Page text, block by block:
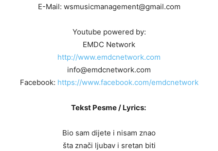
E-Mail: wsmusicmanagement@gmail.com
Youtube powered by:
EMDC Network
http://www.emdcnetwork.com
info@emdcnetwork.com
Facebook: https://www.facebook.com/emdcnetwork
Tekst Pesme / Lyrics:
Bio sam dijete i nisam znao
šta znači ljubav i sretan biti